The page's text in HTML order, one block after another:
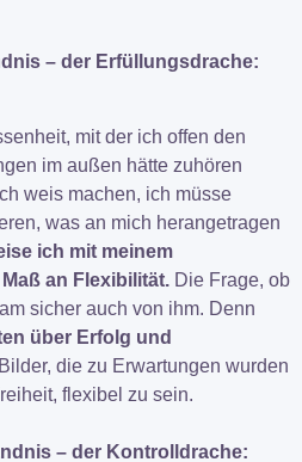
– der Erfüllungsdrache:
mit der ich offen den
im außen hätte zuhören
weis machen, ich müsse
was an mich herangetragen
ich mit meinem
an Flexibilität. Die Frage, ob
sicher auch von ihm. Denn
über Erfolg und
die zu Erwartungen wurden
flexibel zu sein.
– der Kontrolldrache: